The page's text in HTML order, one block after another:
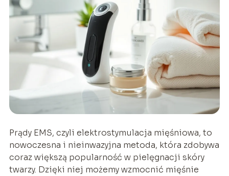
Prądy EMS, czyli elektrostymulacja mięśniowa, to
nowoczesna i nieinwazyjna metoda, która zdobywa
coraz większą popularność w pielęgnacji skóry
twarzy. Dzięki niej możemy wzmocnić mięśnie